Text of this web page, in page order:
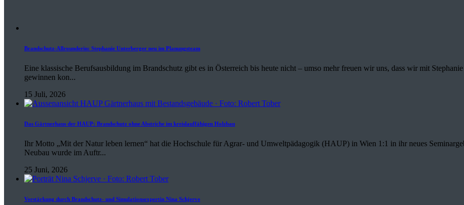
Brandschutz-Allrounderin: Stephanie Unterberger neu im Planungsteam
Eine klassische Berufsausbildung im Brandschutz gibt es in Österreich bis heute nicht – umso mehr freuen wir uns, dass wir mit
gewinnen kon...
15 Juli, 2026
Das Gärtnerhaus der HAUP: Brandschutz ohne Abstriche im kreislauffähigen Holzbau
Ihr Motto „Mit der Natur leben lernen“ hat die Hochschule für Agrar- und Umweltpädagogik (HAUP) in Wien 1:1 in ihr neues
Neubau wurde im Auftr...
25 Juni, 2026
Verstärkung durch Brandschutz- und Simulationsexpertin Nina Schjerve